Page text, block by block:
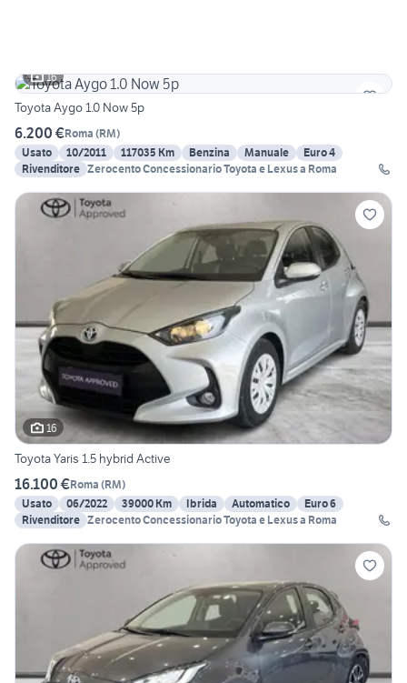
16
Toyota Aygo 1.0 Now 5p
6.200 €Roma (RM)
Usato
10/2011 117035 Km Benzina Manuale
Euro 4
Rivenditore Zerocento Concessionario Toyota e Lexus a Roma
16
Toyota Yaris 1.5 hybrid Active
16.100 €Roma (RM)
Usato
06/2022 39000 Km Ibrida Automatico
Euro 6
Rivenditore Zerocento Concessionario Toyota e Lexus a Roma